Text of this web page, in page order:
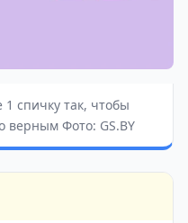
1 спичку так, чтобы
верным Фото: GS.BY